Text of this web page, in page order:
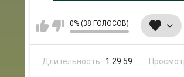
0% (38 ГОЛОСОВ)
Длительность: 1:29:59